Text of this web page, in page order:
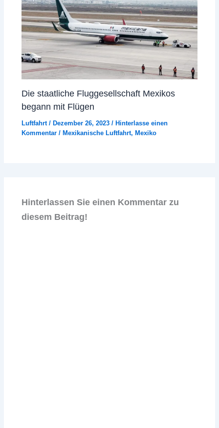
Die staatliche Fluggesellschaft Mexikos
begann mit Flügen
Luftfahrt/ Dezember 26, 2023/ Hinterlasse einen
Kommentar / Mexikanische Luftfahrt, Mexiko
Hinterlassen Sie einen Kommentar zu
diesem Beitrag!